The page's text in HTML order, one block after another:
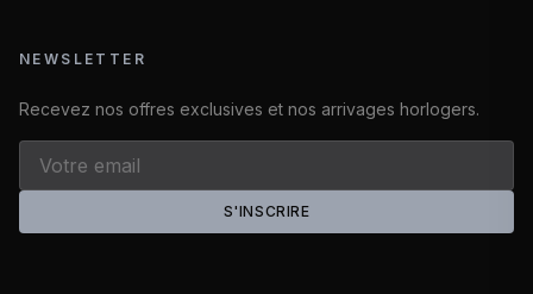
NEWSLETTER
Recevez nos offres exclusives et nos arrivages horlogers.
S'INSCRIRE